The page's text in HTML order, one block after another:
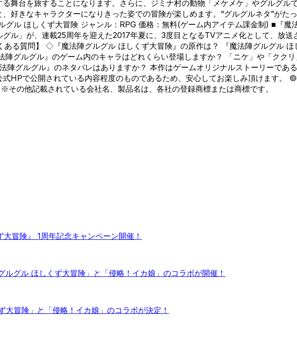
舞台を旅することになります。さらに、ジミナ村の動物「メケメケ」やグルグル
好きなキャラクターになりきった姿での冒険が楽しめます。“グルグルネタ”がた
ル ほしくず大冒険 ジャンル：RPG 価格：無料(ゲーム内アイテム課金制) ■『魔
ル」が、連載25周年を迎えた2017年夏に、3度目となるTVアニメ化として、放
る質問】 ◇『魔法陣グルグル ほしくず大冒険』の原作は？ 『魔法陣グルグル
グルグル』のゲーム内のキャラはどれくらい登場しますか？ 「ニケ」や「クク
グルグル』のネタバレはありますか？ 本作はゲームオリジナルストーリーであ
HPで公開されている内容程度のものであるため、安心してお楽しみ頂けます。
の他記載されている会社名、製品名は、各社の登録商標または商標です。
冒険』 1周年記念キャンペーン開催！
グル ほしくず大冒険」と「侵略！イカ娘」のコラボが開催！
冒険」と「侵略！イカ娘」のコラボが決定！